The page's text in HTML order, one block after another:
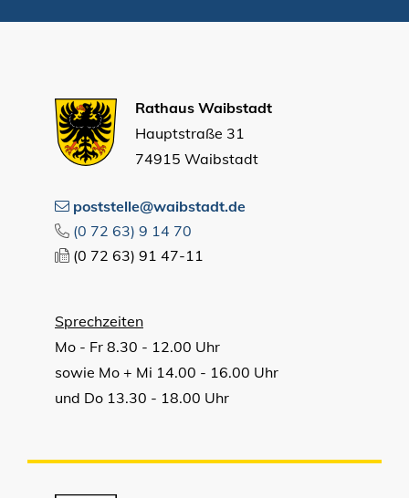
Rathaus Waibstadt
Hauptstraße 31
74915 Waibstadt
poststelle@waibstadt.de
(0 72 63) 9 14 70
(0 72 63) 91 47-11
Sprechzeiten
Mo - Fr 8.30 - 12.00 Uhr
sowie Mo + Mi 14.00 - 16.00 Uhr
und Do 13.30 - 18.00 Uhr